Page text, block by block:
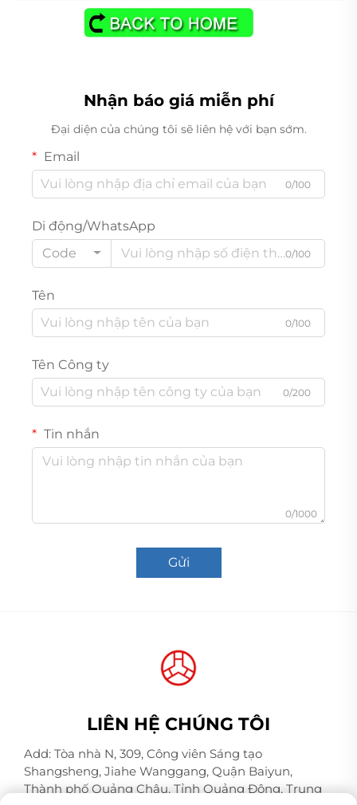
Nhận báo giá miễn phí
Đại diện của chúng tôi sẽ liên hệ với bạn sớm.
Email
0/100
Di động/WhatsApp
Code
0/100
Tên
0/100
Tên Công ty
0/200
Tin nhắn
0/1000
Gửi
LIÊN HỆ CHÚNG TÔI
Add: Tòa nhà N, 309, Công viên Sáng tạo
Shangsheng, Jiahe Wanggang, Quận Baiyun,
Thành phố Quảng Châu, Tỉnh Quảng Đông, Trung